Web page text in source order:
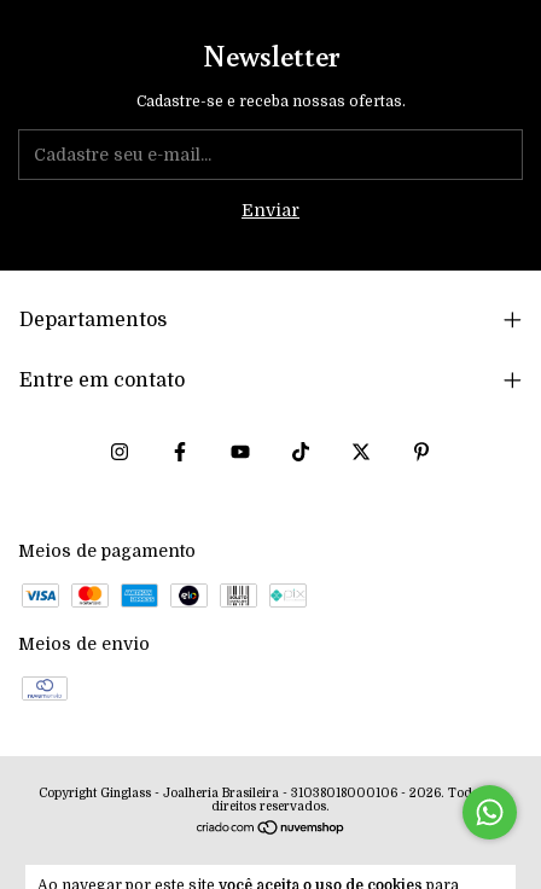
Ao navegar por este site você aceita o uso de cookies para
Newsletter
Cadastre-se e receba nossas ofertas.
Departamentos
Entre em contato
Meios de pagamento
Meios de envio
Copyright Ginglass - Joalheria Brasileira - 31038018000106 - 2026. Todos os
direitos reservados.